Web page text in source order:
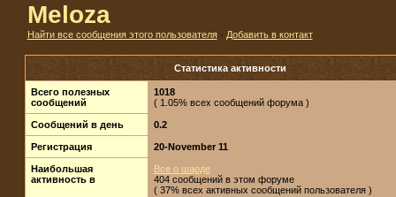
Meloza
Найти все сообщения этого пользователя· Добавить в контакт
Статистика активности
Всего полезных
сообщений
1018
( 1.05% всех сообщений форума )
Сообщений в день 0.2
Регистрация 20-November 11
Наибольшая
активность в
Все о шарде
404 сообщений в этом форуме
( 37% всех активных сообщений пользователя )